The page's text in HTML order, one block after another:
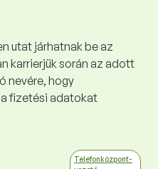
utat járhatnak be az
karrierjük során az adott
nevére, hogy
fizetési adatokat
Telefonközpont-